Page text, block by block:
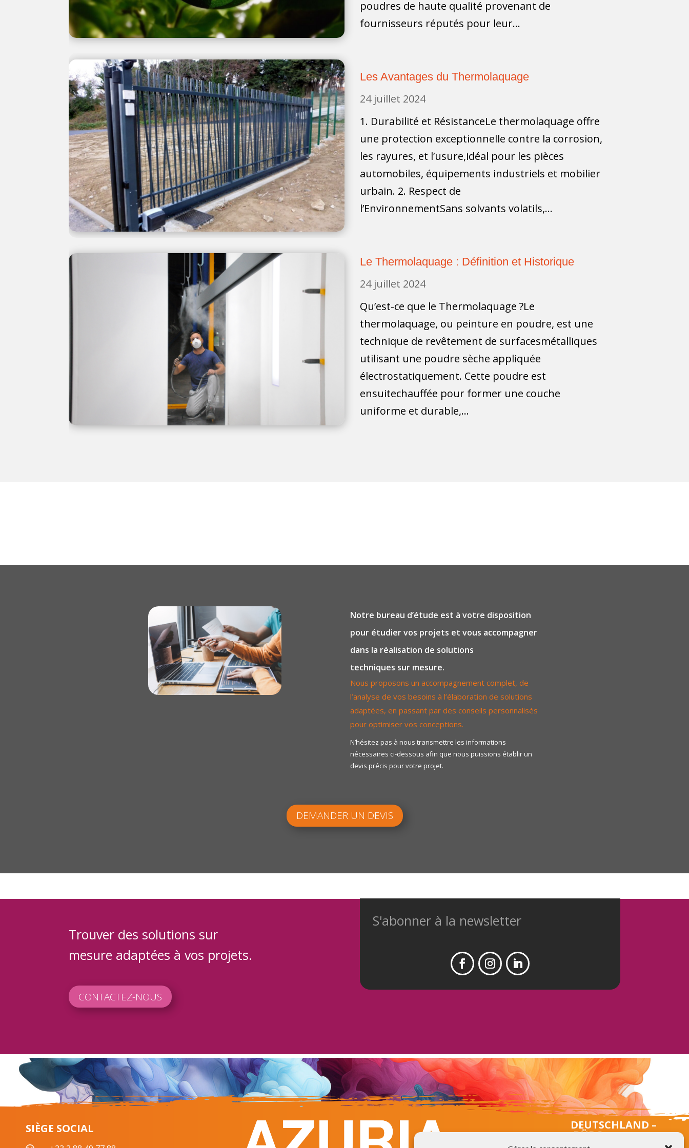
poudres de haute qualité provenant de
fournisseurs réputés pour leur...
Les Avantages du Thermolaquage
24 juillet 2024
1. Durabilité et RésistanceLe thermolaquage offre
une protection exceptionnelle contre la corrosion,
les rayures, et l’usure,idéal pour les pièces
automobiles, équipements industriels et mobilier
urbain. 2. Respect de
l’EnvironnementSans solvants volatils,...
Le Thermolaquage : Définition et Historique
24 juillet 2024
Qu’est-ce que le Thermolaquage ?Le
thermolaquage, ou peinture en poudre, est une
technique de revêtement de surfacesmétalliques
utilisant une poudre sèche appliquée
électrostatiquement. Cette poudre est
ensuitechauffée pour former une couche
uniforme et durable,...
Notre bureau d’étude est à votre disposition
pour étudier vos projets et vous accompagner
dans la réalisation de solutions
techniques sur mesure.
Nous proposons un accompagnement complet, de
l’analyse de vos besoins à l’élaboration de solutions
adaptées, en passant par des conseils personnalisés
pour optimiser vos conceptions.
N’hésitez pas à nous transmettre les informations
nécessaires ci-dessous afin que nous puissions établir un
devis précis pour votre projet.
DEMANDER UN DEVIS
Trouver des solutions sur
mesure adaptées à vos projets.
CONTACTEZ-NOUS
S'abonner à la newsletter
SIÈGE SOCIAL DEUTSCHLAND –
BÜRO